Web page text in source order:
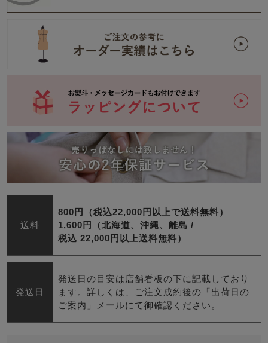
送料
800円（税込22,000円以上で送料無料）
1,600円（北海道、沖縄、離島 /
税込 22,000円以上送料無料）
発送日
発送日の目安は店舗看板の下に記載しており
ます。詳しくは、ご注文成約後の「出荷日の
ご案内」メールにて御確認ください。